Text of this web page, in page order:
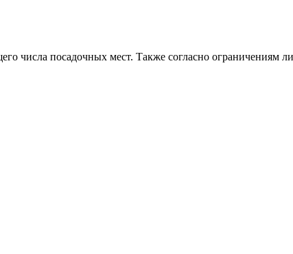
числа посадочных мест. Также согласно ограничениям